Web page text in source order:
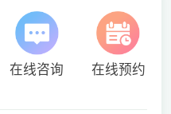
在线咨询 在线预约